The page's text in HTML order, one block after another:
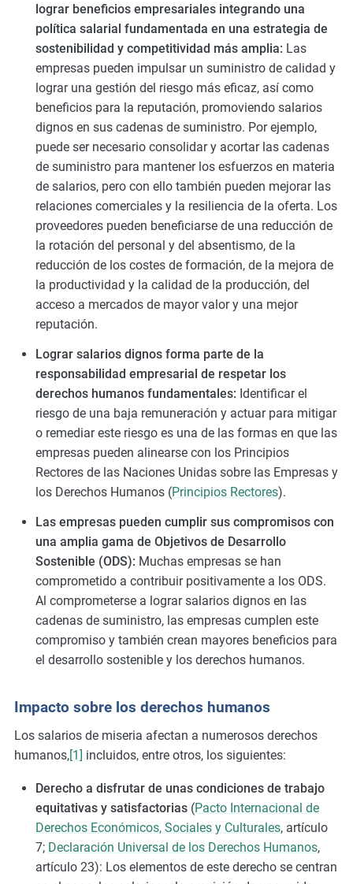
lograr beneficios empresariales integrando una
política salarial fundamentada en una estrategia de
sostenibilidad y competitividad más amplia: Las
empresas pueden impulsar un suministro de calidad y
lograr una gestión del riesgo más eficaz, así como
beneficios para la reputación, promoviendo salarios
dignos en sus cadenas de suministro. Por ejemplo,
puede ser necesario consolidar y acortar las cadenas
de suministro para mantener los esfuerzos en materia
de salarios, pero con ello también pueden mejorar las
relaciones comerciales y la resiliencia de la oferta. Los
proveedores pueden beneficiarse de una reducción de
la rotación del personal y del absentismo, de la
reducción de los costes de formación, de la mejora de
la productividad y la calidad de la producción, del
acceso a mercados de mayor valor y una mejor
reputación.
Lograr salarios dignos forma parte de la
responsabilidad empresarial de respetar los
derechos humanos fundamentales: Identificar el
riesgo de una baja remuneración y actuar para mitigar
o remediar este riesgo es una de las formas en que las
empresas pueden alinearse con los Principios
Rectores de las Naciones Unidas sobre las Empresas y
los Derechos Humanos (Principios Rectores).
Las empresas pueden cumplir sus compromisos con
una amplia gama de Objetivos de Desarrollo
Sostenible (ODS): Muchas empresas se han
comprometido a contribuir positivamente a los ODS.
Al comprometerse a lograr salarios dignos en las
cadenas de suministro, las empresas cumplen este
compromiso y también crean mayores beneficios para
el desarrollo sostenible y los derechos humanos.
Impacto sobre los derechos humanos
Los salarios de miseria afectan a numerosos derechos
humanos,[1] incluidos, entre otros, los siguientes:
Derecho a disfrutar de unas condiciones de trabajo
equitativas y satisfactorias(Pacto Internacional de
Derechos Económicos, Sociales y Culturales, artículo
7; Declaración Universal de los Derechos Humanos,
artículo 23): Los elementos de este derecho se centran